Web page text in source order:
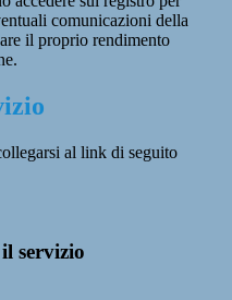
comunicazioni della
il proprio rendimento
al link di seguito
servizio